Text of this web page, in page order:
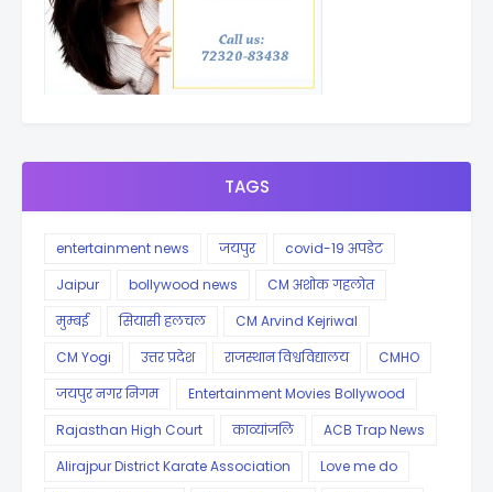
TAGS
entertainment news जयपुर
covid-19 अपडेट
Jaipur
bollywood news
CM अशोक गहलोत
मुम्बई
सियासी हलचल
CM Arvind Kejriwal
CM Yogi
उत्तर प्रदेश राजस्थान विश्वविद्यालय
CMHO
जयपुर नगर निगम
Entertainment Movies Bollywood
Rajasthan High Court
काव्यांजलि
ACB Trap News
Alirajpur District Karate Association
Love me do